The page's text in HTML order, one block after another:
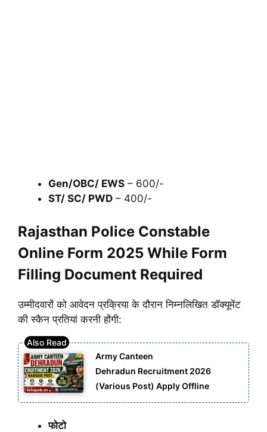
Gen/OBC/ EWS – 600/-
ST/ SC/ PWD – 400/-
Rajasthan Police Constable
Online Form 2025 While Form
Filling Document Required
उम्मीदवारों को आवेदन प्रक्रिया के दौरान निम्नलिखित डॉक्यूमेंट
की स्कैन प्रतियां करनी होंगी:
Army Canteen
Dehradun Recruitment 2026
(Various Post) Apply Offline
फोटो